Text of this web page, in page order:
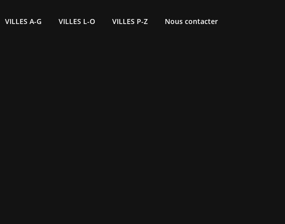
VILLES A-G VILLES L-O VILLES P-Z Nous contacter